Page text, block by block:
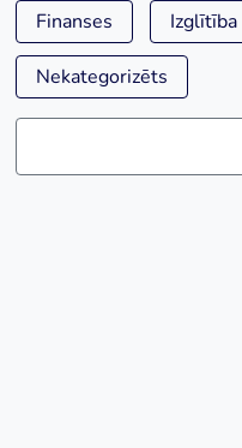
Finanses Izglītība
Nekategorizēts